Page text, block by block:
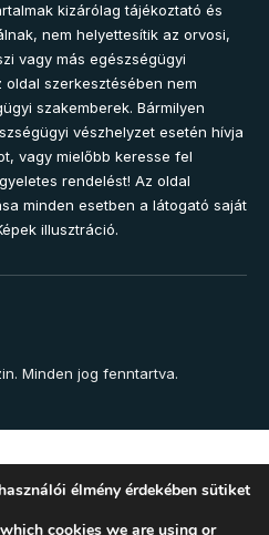
kizárólag tájékoztató és
nem helyettesítik az orvosi,
vagy más egészségügyi
szerkesztésében nem
szakemberek. Bármilyen
vészhelyzet esetén hívja
vagy mielőbb keresse fel
rendelést! Az oldal
minden esetben a látogató saját
illusztráció.
Minden jog fenntartva.
élmény érdekében sütiket
cookies we are using or